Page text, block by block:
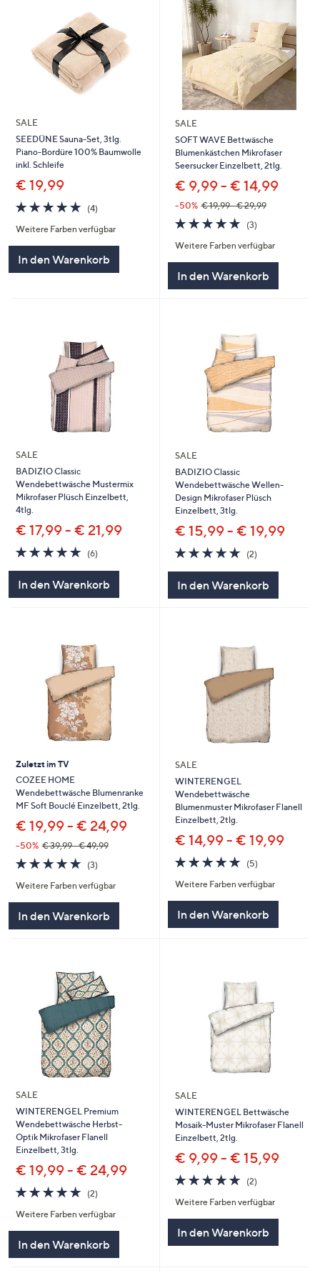
SALE
SEEDÜNE Sauna-Set, 3tlg.
Piano-Bordüre 100% Baumwolle
inkl. Schleife
€ 19,99
5.0
von
5
(4)
Weitere Farben verfügbar
In den Warenkorb
SALE
SOFT WAVE Bettwäsche
Blumenkästchen Mikrofaser
Seersucker Einzelbett, 2tlg.
€ 9,99 - € 14,99
--50% € 19,99 - € 29,99
5.0
von
5
(3)
Weitere Farben verfügbar
In den Warenkorb
SALE
BADIZIO Classic
Wendebettwäsche Mustermix
Mikrofaser Plüsch Einzelbett,
4tlg.
€ 17,99 - € 21,99
5.0
von
5
(6)
In den Warenkorb
SALE
BADIZIO Classic
Wendebettwäsche Wellen-
Design Mikrofaser Plüsch
Einzelbett, 3tlg.
€ 15,99 - € 19,99
5.0
von
5
(2)
In den Warenkorb
Zuletzt im TV
COZEE HOME
Wendebettwäsche Blumenranke
MF Soft Bouclé Einzelbett, 2tlg.
€ 19,99 - € 24,99
--50% € 39,99 - € 49,99
5.0
von
5
(3)
Weitere Farben verfügbar
In den Warenkorb
SALE
WINTERENGEL
Wendebettwäsche
Blumenmuster Mikrofaser Flanell
Einzelbett, 2tlg.
€ 14,99 - € 19,99
5.0
von
5
(5)
Weitere Farben verfügbar
In den Warenkorb
SALE
WINTERENGEL Premium
Wendebettwäsche Herbst-
Optik Mikrofaser Flanell
Einzelbett, 3tlg.
€ 19,99 - € 24,99
5.0
von
5
(2)
Weitere Farben verfügbar
In den Warenkorb
SALE
WINTERENGEL Bettwäsche
Mosaik-Muster Mikrofaser Flanell
Einzelbett, 2tlg.
€ 9,99 - € 15,99
5.0
von
5
(2)
Weitere Farben verfügbar
In den Warenkorb